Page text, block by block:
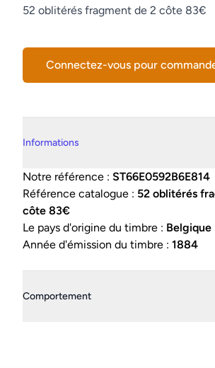
Description
52 oblitérés fragment de 2 côte 83€
Connectez-vous pour
Informations
Notre référence : ST66E0592B6E814
Référence catalogue : 52 oblitérés
côte 83€
Le pays d'origine du timbre : Belgique
Année d'émission du timbre : 1884
Comportement